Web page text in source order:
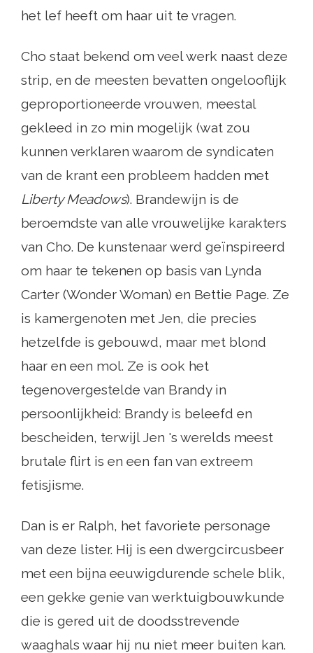
het lef heeft om haar uit te vragen.
Cho staat bekend om veel werk naast deze
strip, en de meesten bevatten ongelooflijk
geproportioneerde vrouwen, meestal
gekleed in zo min mogelijk (wat zou
kunnen verklaren waarom de syndicaten
van de krant een probleem hadden met
Liberty Meadows). Brandewijn is de
beroemdste van alle vrouwelijke karakters
van Cho. De kunstenaar werd geïnspireerd
om haar te tekenen op basis van Lynda
Carter (Wonder Woman) en Bettie Page. Ze
is kamergenoten met Jen, die precies
hetzelfde is gebouwd, maar met blond
haar en een mol. Ze is ook het
tegenovergestelde van Brandy in
persoonlijkheid: Brandy is beleefd en
bescheiden, terwijl Jen 's werelds meest
brutale flirt is en een fan van extreem
fetisjisme.
Dan is er Ralph, het favoriete personage
van deze lister. Hij is een dwergcircusbeer
met een bijna eeuwigdurende schele blik,
een gekke genie van werktuigbouwkunde
die is gered uit de doodsstrevende
waaghals waar hij nu niet meer buiten kan.